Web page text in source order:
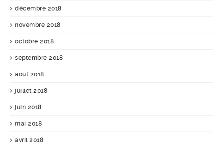
décembre 2018
novembre 2018
octobre 2018
septembre 2018
août 2018
juillet 2018
juin 2018
mai 2018
avril 2018